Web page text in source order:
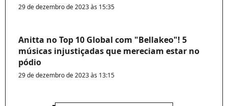
29 de dezembro de 2023 às 15:35
Anitta no Top 10 Global com "Bellakeo"! 5
músicas injustiçadas que mereciam estar no
pódio
29 de dezembro de 2023 às 13:15